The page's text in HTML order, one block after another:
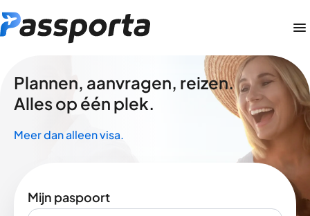
Plannen, aanvragen, reizen.
Alles op één plek.
Meer dan alleen visa.
Mijn paspoort